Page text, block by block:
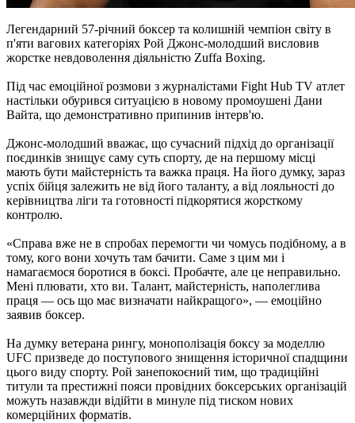
Легендарний 57-річний боксер та колишній чемпіон світу в
п'яти вагових категоріях Рой Джонс-молодший висловив
жорстке невдоволення діяльністю Zuffa Boxing.
Під час емоційної розмови з журналістами Fight Hub TV атлет
настільки обурився ситуацією в новому промоушені Дани
Вайта, що демонстративно припинив інтерв'ю.
Джонс-молодший вважає, що сучасний підхід до організації
поєдинків знищує саму суть спорту, де на першому місці
мають бути майстерність та важка праця. На його думку, зараз
успіх бійця залежить не від його таланту, а від лояльності до
керівництва ліги та готовності підкорятися жорсткому
контролю.
«Справа вже не в спробах перемогти чи чомусь подібному, а в
тому, кого вони хочуть там бачити. Саме з цим ми і
намагаємося боротися в боксі. Пробачте, але це неправильно.
Мені плювати, хто ви. Талант, майстерність, наполеглива
праця — ось що має визначати найкращого», — емоційно
заявив боксер.
На думку ветерана рингу, монополізація боксу за моделлю
UFC призведе до поступового знищення історичної спадщини
цього виду спорту. Рой занепокоєний тим, що традиційні
титули та престижні пояси провідних боксерських організацій
можуть назавжди відійти в минуле під тиском нових
комерційних форматів.